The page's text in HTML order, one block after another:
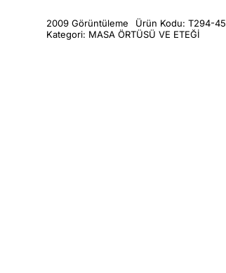
2009 Görüntüleme Ürün Kodu: T294-45
Kategori: MASA ÖRTÜSÜ VE ETEĞİ